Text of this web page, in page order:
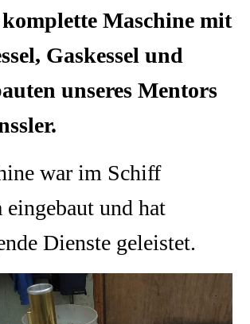
Maschine mit
Gaskessel und
unseres Mentors
war im Schiff
eingebaut und hat
Dienste geleistet.